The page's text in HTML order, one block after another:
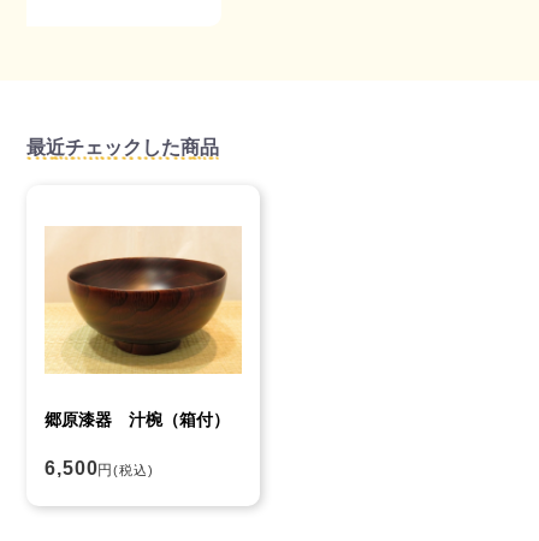
最近チェックした商品
郷原漆器 汁椀（箱付）
6,500円(税込)